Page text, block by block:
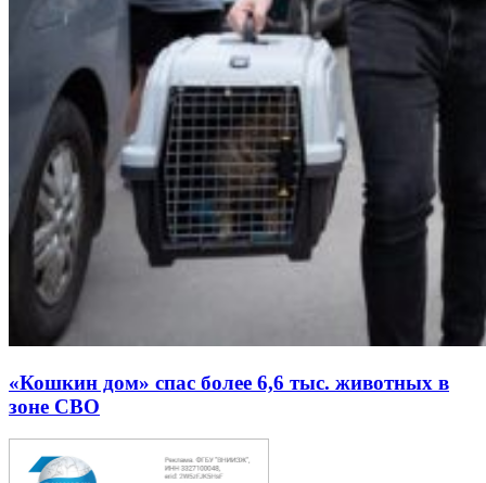
«Кошкин дом» спас более 6,6 тыс. животных в
зоне СВО